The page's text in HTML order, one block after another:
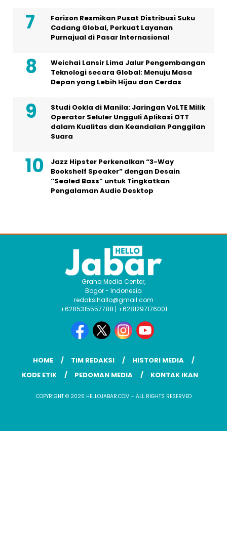
Farizon Resmikan Pusat Distribusi Suku
Cadang Global, Perkuat Layanan
Purnajual di Pasar Internasional
Weichai Lansir Lima Jalur Pengembangan
Teknologi secara Global: Menuju Masa
Depan yang Lebih Hijau dan Cerdas
Studi Ookla di Manila: Jaringan VoLTE Milik
Operator Seluler Ungguli Aplikasi OTT
dalam Kualitas dan Keandalan Panggilan
Suara
Jazz Hipster Perkenalkan “3-Way
Bookshelf Speaker” dengan Desain
“Sealed Bass” untuk Tingkatkan
Pengalaman Audio Desktop
Graha Media Center,
Bogor - Indonesia
redaksihallo@gmail.com
+6285315557788 | +6281297176001
HOME TIM REDAKSI
HISTORI MEDIA
KODE ETIK
PEDOMAN MEDIA KONTAK IKAN
COPYRIGHT © 2026 HELLOJABAR.COM - ALL RIGHTS RESERVED